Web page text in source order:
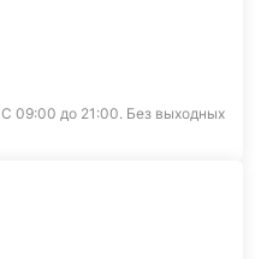
С 09:00 до 21:00. Без выходных